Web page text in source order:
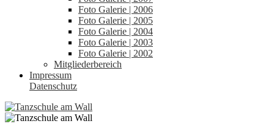
Foto Galerie | 2006
Foto Galerie | 2005
Foto Galerie | 2004
Foto Galerie | 2003
Foto Galerie | 2002
Mitgliederbereich
Impressum
Datenschutz